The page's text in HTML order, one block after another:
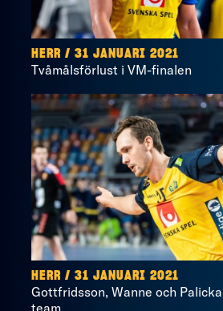
HERR / 31 JANUARI 2021
Tvåmålsförlust i VM-finalen
HERR / 31 JANUARI 2021
Gottfridsson, Wanne och